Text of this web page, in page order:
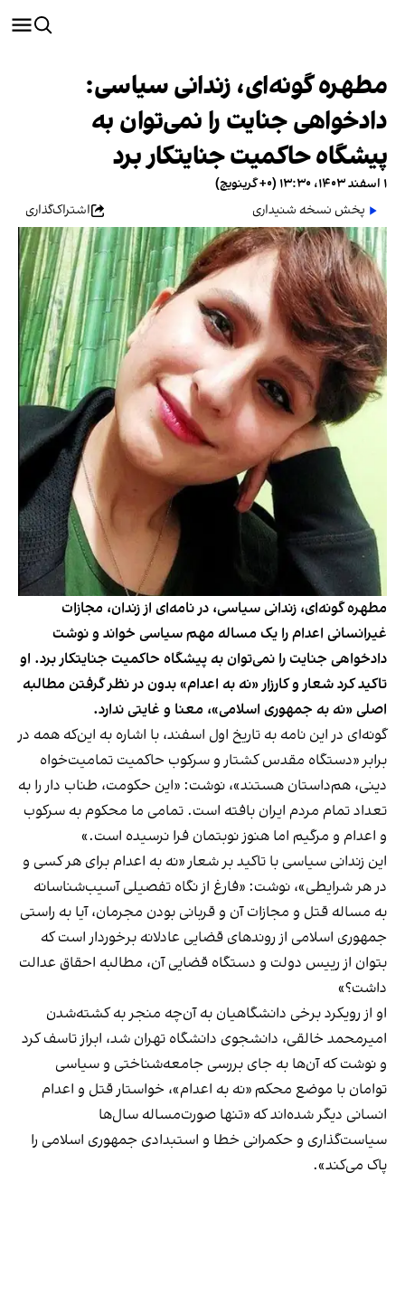
مطهره گونه‌ای، زندانی سیاسی:
دادخواهی جنایت را نمی‌توان به
پیشگاه حاکمیت جنایتکار برد
۱ اسفند ۱۴۰۳، ۱۳:۳۰ (‎+۰ گرینویچ)
پخش نسخه شنیداری
اشتراک‌گذاری
مطهره گونه‌ای، زندانی سیاسی، در نامه‌ای از زندان، مجازات
غیرانسانی اعدام را یک مساله مهم سیاسی خواند و نوشت
دادخواهی جنایت را نمی‌توان به پیشگاه حاکمیت جنایتکار برد. او
تاکید کرد شعار و کارزار «نه به اعدام» بدون در نظر گرفتن مطالبه
اصلی «نه به جمهوری اسلامی»، معنا و غایتی ندارد.
گونه‌ای در این نامه به تاریخ اول اسفند، با اشاره به این‌که همه در
برابر «دستگاه مقدس کشتار و سرکوب حاکمیت تمامیت‌خواه
دینی، هم‌داستان هستند»، نوشت: «این حکومت، طناب دار را به
تعداد تمام مردم ایران بافته است. تمامی ما محکوم به سرکوب
و اعدام و مرگیم اما هنوز نوبتمان فرا نرسیده است.»
این زندانی سیاسی با تاکید بر شعار «نه به اعدام برای هر کسی و
در هر شرایطی»، نوشت: «فارغ از نگاه تفصیلی آسیب‌شناسانه
به مساله قتل و مجازات آن و قربانی بودن مجرمان، آیا به راستی
جمهوری اسلامی از روندهای قضایی عادلانه برخوردار است که
بتوان از رییس دولت و دستگاه قضایی آن، مطالبه احقاق عدالت
داشت؟»
او از رویکرد برخی دانشگاهیان به آن‌چه منجر به کشته‌شدن
امیرمحمد خالقی، دانشجوی دانشگاه تهران شد، ابراز تاسف کرد
و نوشت که آن‌ها به جای بررسی جامعه‌شناختی و سیاسی
توامان با موضع محکم «نه به اعدام»، خواستار قتل و اعدام
انسانی دیگر شده‌اند که «تنها صورت‌مساله سال‌ها
سیاست‌گذاری و حکمرانی خطا و استبدادی جمهوری اسلامی را
پاک می‌کند».